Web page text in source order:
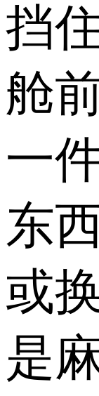
挡
舱
一
东
或
是